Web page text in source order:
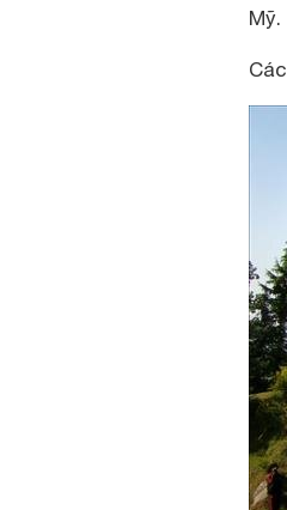
Mỹ.
Các